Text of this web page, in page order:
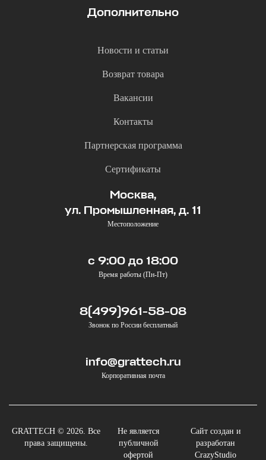
Дополнительно
Новости и статьи
Возврат товара
Вакансии
Контакты
Партнерская программа
Сертификаты
Москва,
ул. Промышленная, д. 11
Местоположение
с 9:00 до 18:00
Время работы (Пн-Пт)
8(499)961-58-08
Звонок по России бесплатный
info@grattech.ru
Корпоративная почта
GRATTECH © 2026. Все
права защищены.
Не является
публичной
офертой
Сайт создан и
разработан
CrazyStudio